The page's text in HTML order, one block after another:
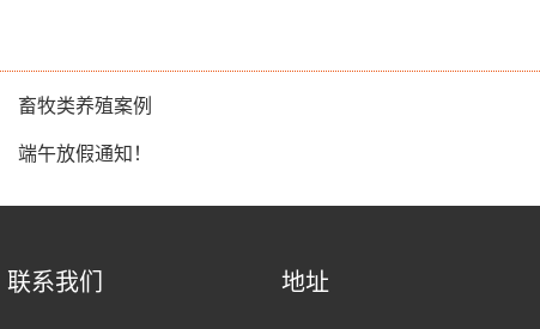
畜牧类养殖案例
端午放假通知！
联系我们 地址